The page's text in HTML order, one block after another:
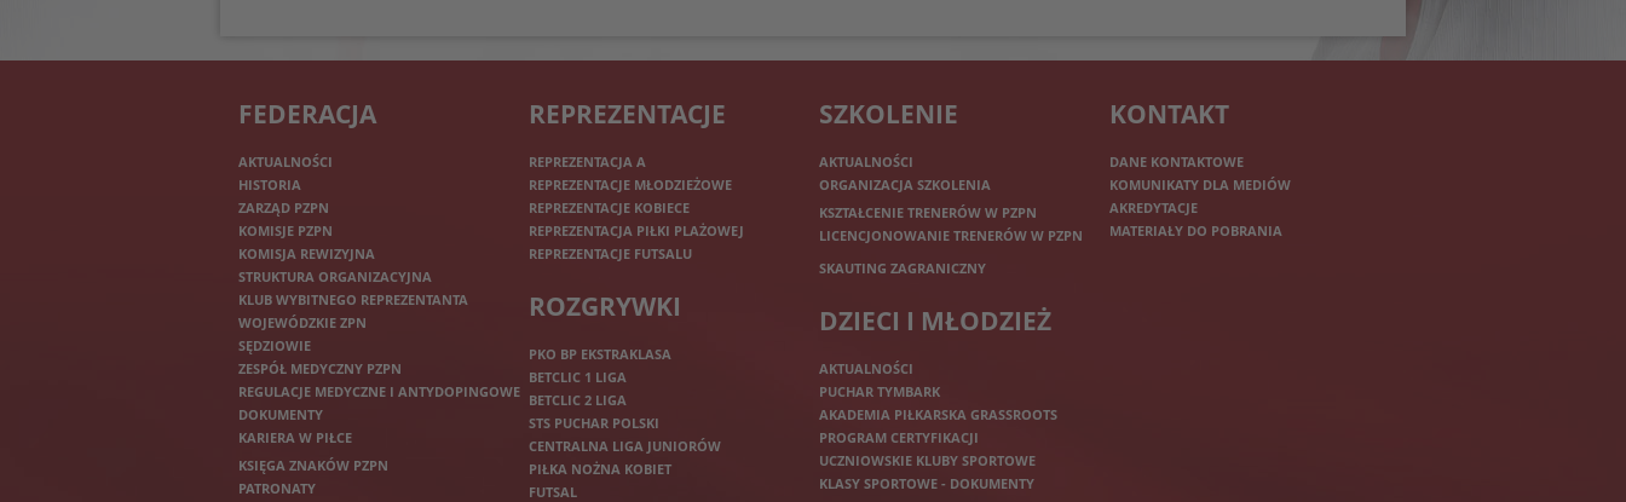
FEDERACJA
AKTUALNOŚCI
HISTORIA
ZARZĄD PZPN
KOMISJE PZPN
KOMISJA REWIZYJNA
STRUKTURA ORGANIZACYJNA
KLUB WYBITNEGO REPREZENTANTA
WOJEWÓDZKIE ZPN
SĘDZIOWIE
ZESPÓŁ MEDYCZNY PZPN
REGULACJE MEDYCZNE I ANTYDOPINGOWE
DOKUMENTY
KARIERA W PIŁCE
KSIĘGA ZNAKÓW PZPN
PATRONATY
REPREZENTACJE
REPREZENTACJA A
REPREZENTACJE MŁODZIEŻOWE
REPREZENTACJE KOBIECE
REPREZENTACJA PIŁKI PLAŻOWEJ
REPREZENTACJE FUTSALU
ROZGRYWKI
PKO BP EKSTRAKLASA
BETCLIC 1 LIGA
BETCLIC 2 LIGA
STS PUCHAR POLSKI
CENTRALNA LIGA JUNIORÓW
PIŁKA NOŻNA KOBIET
FUTSAL
SZKOLENIE
AKTUALNOŚCI
ORGANIZACJA SZKOLENIA
KSZTAŁCENIE TRENERÓW W PZPN
LICENCJONOWANIE TRENERÓW W PZPN
SKAUTING ZAGRANICZNY
DZIECI I MŁODZIEŻ
AKTUALNOŚCI
PUCHAR TYMBARK
AKADEMIA PIŁKARSKA GRASSROOTS
PROGRAM CERTYFIKACJI
UCZNIOWSKIE KLUBY SPORTOWE
KLASY SPORTOWE - DOKUMENTY
KONTAKT
DANE KONTAKTOWE
KOMUNIKATY DLA MEDIÓW
AKREDYTACJE
MATERIAŁY DO POBRANIA